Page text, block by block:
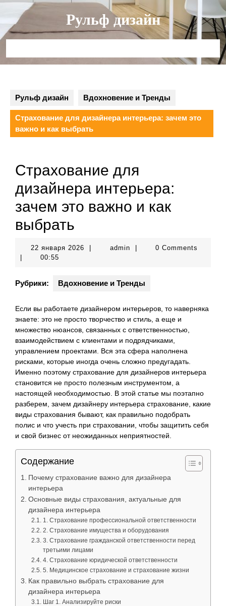
Перейти
содержимому
Рульф дизайн
Рульф дизайн Вдохновение и Тренды
Страхование для дизайнера интерьера: зачем это
важно и как выбрать
Страхование для
дизайнера интерьера:
зачем это важно и как
выбрать
22 января 2026 22
adminadmin
0 Comments
00:55
Рубрики: Вдохновение и Тренды
Если вы работаете дизайнером интерьеров, то наверняка
знаете: это не просто творчество и стиль, а еще и
множество нюансов, связанных с ответственностью,
взаимодействием с клиентами и подрядчиками,
управлением проектами. Вся эта сфера наполнена
рисками, которые иногда очень сложно предугадать.
Именно поэтому страхование для дизайнеров интерьера
становится не просто полезным инструментом, а
настоящей необходимостью. В этой статье мы поэтапно
разберем, зачем дизайнеру интерьера страхование, какие
виды страхования бывают, как правильно подобрать
полис и что учесть при страховании, чтобы защитить себя
и свой бизнес от неожиданных неприятностей.
Содержание
Почему страхование важно для дизайнера
интерьера
Основные виды страхования, актуальные для
дизайнера интерьера
1. Страхование профессиональной ответственности
2. Страхование имущества и оборудования
3. Страхование гражданской ответственности перед
третьими лицами
4. Страхование юридической ответственности
5. Медицинское страхование и страхование жизни
Как правильно выбрать страхование для
дизайнера интерьера
Шаг 1. Анализируйте риски